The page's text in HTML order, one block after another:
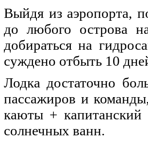
Выйдя из аэропорта,
до любого острова
добираться на
суждено отбыть 10
Лодка достаточно
пассажиров и
каюты +
солнечных ванн.